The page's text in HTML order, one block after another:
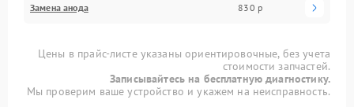
Замена анода 830 р
Цены в прайс-листе указаны ориентировочные, без учета
стоимости запчастей.
Записывайтесь на бесплатную диагностику.
Мы проверим ваше устройство и укажем на неисправность.